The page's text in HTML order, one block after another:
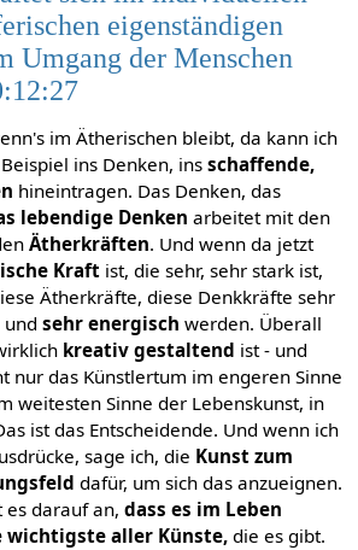
eigenständigen
Umgang der Menschen
im Ätherischen bleibt, da kann ich
ins Denken, ins schaffende,
hineintragen. Das Denken, das
lebendige Denken arbeitet mit den
Ätherkräften. Und wenn da jetzt
Kraftist, die sehr, sehr stark ist,
Ätherkräfte, diese Denkkräfte sehr
sehr energisch werden. Überall
kreativ gestaltend ist - und
nur das Künstlertum im engeren Sinne
weitesten Sinne der Lebenskunst, in
ist das Entscheidende. Und wenn ich
sage ich, die Kunst zum
dafür, um sich das anzueignen.
darauf an, dass es im Leben
wichtigste aller Künste,die es gibt.